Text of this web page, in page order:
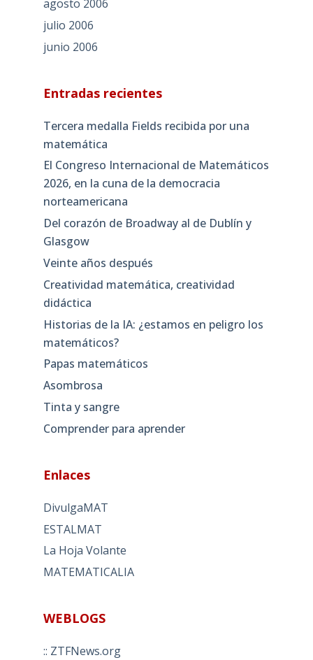
agosto 2006
julio 2006
junio 2006
Entradas recientes
Tercera medalla Fields recibida por una
matemática
El Congreso Internacional de Matemáticos
2026, en la cuna de la democracia
norteamericana
Del corazón de Broadway al de Dublín y
Glasgow
Veinte años después
Creatividad matemática, creatividad
didáctica
Historias de la IA: ¿estamos en peligro los
matemáticos?
Papas matemáticos
Asombrosa
Tinta y sangre
Comprender para aprender
Enlaces
DivulgaMAT
ESTALMAT
La Hoja Volante
MATEMATICALIA
WEBLOGS
:: ZTFNews.org